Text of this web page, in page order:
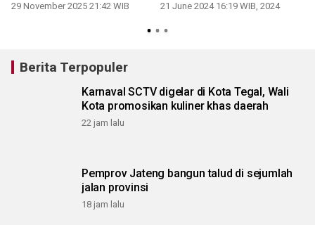
29 November 2025 21:42 WIB 21 June 2024 16:19 WIB, 2024
Berita Terpopuler
Karnaval SCTV digelar di Kota Tegal, Wali
Kota promosikan kuliner khas daerah
22 jam lalu
Pemprov Jateng bangun talud di sejumlah
jalan provinsi
18 jam lalu